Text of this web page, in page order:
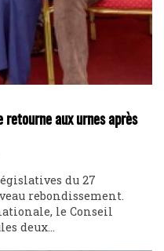
aux urnes après
du 27
rebondissement.
le Conseil
deux...